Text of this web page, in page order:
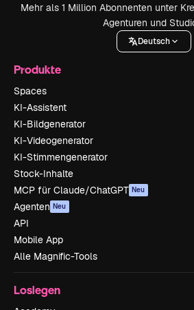
Mehr als 1 Million Abonnenten unter
Agenturen und
Deutsch
Produkte
Spaces
KI-Assistent
KI-Bildgenerator
KI-Videogenerator
KI-Stimmengenerator
Stock-Inhalte
MCP für Claude/ChatGPT Neu
Agenten Neu
API
Mobile App
Alle Magnific-Tools
Loslegen